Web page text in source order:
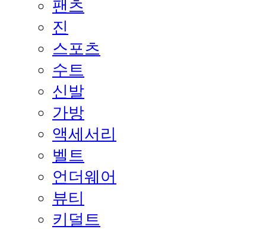
팬츠
진
스포츠
수트
신발
가방
액세서리
벨트
언더웨어
뷰티
키덜트